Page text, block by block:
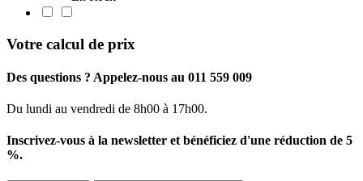
Votre calcul de prix
Des questions ? Appelez-nous au 011 559 009
Du lundi au vendredi de 8h00 à 17h00.
Inscrivez-vous à la newsletter et bénéficiez d'une réduction de 5
%.